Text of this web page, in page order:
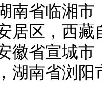
南省临湘
居区，西
徽省宣城
湖南省浏